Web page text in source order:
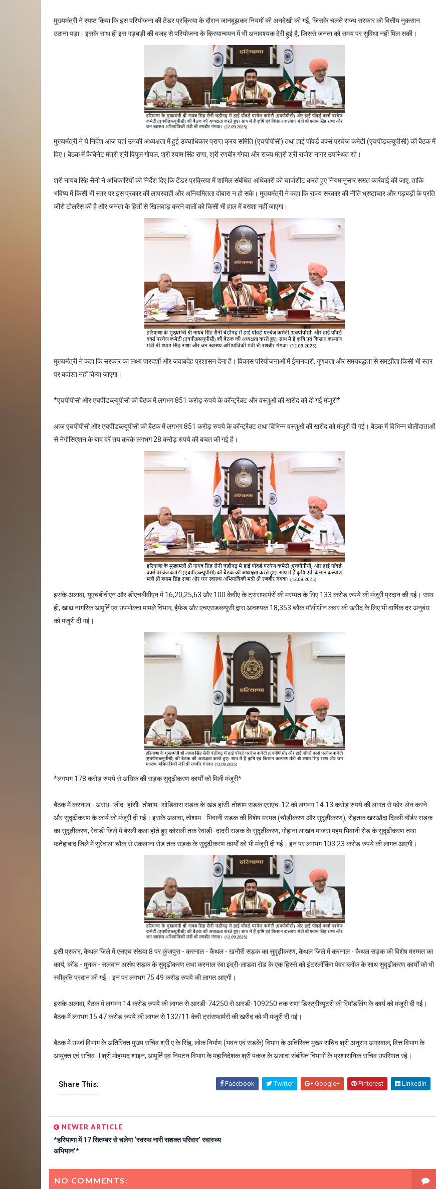
मुख्यमंत्री ने स्पष्ट किया कि इस परियोजना की टेंडर प्रक्रिया के दौरान जानबूझकर नियमों की अनदेखी की गई, जिसके चलते राज्य सरकार को वित्तीय नुकसान
उठाना पड़ा। इसके साथ ही इस गड़बड़ी की वजह से परियोजना के क्रियान्वयन में भी अनावश्यक देरी हुई है, जिससे जनता को समय पर सुविधा नहीं मिल सकी।
मुख्यमंत्री ने ये निर्देश आज यहां उनकी अध्यक्षता में हुई उच्चाधिकार प्राप्त क्रय समिति (एचपीपीसी) तथा हाई पॉवर्ड वर्क्स परचेज कमेटी (एचपीडब्ल्यूपीसी) की बैठक में
दिए। बैठक में कैबिनेट मंत्री श्री विपुल गोयल, श्री श्याम सिंह राणा, श्री रणबीर गंगवा और राज्य मंत्री श्री राजेश नागर उपस्थित रहे।
श्री नायब सिंह सैनी ने अधिकारियों को निर्देश दिए कि टेंडर प्रक्रिया में शामिल संबंधित अधिकारी को चार्जशीट करते हुए नियमानुसार सख्त कार्रवाई की जाए, ताकि
भविष्य में किसी भी स्तर पर इस प्रकार की लापरवाही और अनियमितता दोबारा न हो सके। मुख्यमंत्री ने कहा कि राज्य सरकार की नीति भ्रष्टाचार और गड़बड़ी के प्रति
जीरो टोलरेंस की है और जनता के हितों से खिलवाड़ करने वालों को किसी भी हाल में बख्शा नहीं जाएगा।
मुख्यमंत्री ने कहा कि सरकार का लक्ष्य पारदर्शी और जवाबदेह प्रशासन देना है। विकास परियोजनाओं में ईमानदारी, गुणवत्ता और समयबद्धता से समझौता किसी भी स्तर
पर बर्दाश्त नहीं किया जाएगा।
*एचपीपीसी और एचपीडब्ल्यूपीसी की बैठक में लगभग 851 करोड़ रुपये के कॉन्ट्रैक्ट और वस्तुओं की खरीद को दी गई मंजूरी*
आज एचपीपीसी और एचपीडब्ल्यूपीसी की बैठक में लगभग 851 करोड़ रुपये के कॉन्ट्रैक्ट तथा विभिन्न वस्तुओं की खरीद को मंजूरी दी गई। बैठक में विभिन्न बोलीदाताओं
से नेगोसिएशन के बाद दरें तय करके लगभग 28 करोड़ रुपये की बचत की गई है।
इसके अलावा, यूएचबीवीएन और डीएचबीवीएन में 16,20,25,63 और 100 केवीए के ट्रांसफार्मरों की मरम्मत के लिए 133 करोड़ रुपये की मंजूरी प्रदान की गई। साथ
ही, खाद्य नागरिक आपूर्ति एवं उपभोक्ता मामले विभाग, हैफेड और एचएसडब्ल्यूसी द्वारा आवश्यक 18,353 ब्लैक पॉलीथीन कवर की खरीद के लिए भी वार्षिक दर अनुबंध
को मंजूरी दी गई।
*लगभग 178 करोड़ रुपये से अधिक की सड़क सुदृढ़ीकरण कार्यों को मिली मंजूरी*
बैठक में करनाल - असंध- जींद- हांसी- तोशाम- सोडिवास सड़क के खंड हांसी-तोशाम सड़क एसएच-12 को लगभग 14.13 करोड़ रुपये की लागत से फोर-लेन करने
और सुदृढ़ीकरण के कार्य को मंजूरी दी गई। इसके अलावा, तोशाम - भिवानी सड़क की विशेष मरमत (चौड़ीकरण और सुदृढ़ीकरण), रोहतक खरखौदा दिल्ली बॉर्डर सड़क
का सुदृढ़ीकरण, रेवाड़ी जिले में बेरली कलां होते हुए कोसली तक रेवाड़ी- दादरी सड़क के सुदृढ़ीकरण, गोहाना लाखन माजरा महम भिवानी रोड के सुदृढ़ीकरण तथा
फतेहाबाद जिले में सुरेवाला चौक से उकलाना रोड तक सड़क के सुदृढ़ीकरण कार्यों को भी मंजूरी दी गई। इन पर लगभग 103.23 करोड़ रुपये की लागत आएगी।
इसी प्रकार, कैथल जिले में एसएच संख्या 8 पर कुंजपुरा - करनाल - कैथल - खनौरी सड़क का सुदृढ़ीकरण, कैथल जिले में करनाल - कैथल सड़क की विशेष मरम्मत का
कार्य, कोंड - मुनक - सलवान असंध सड़क के सुदृढ़ीकरण तथा करनाल रंबा इंद्री-लाडवा रोड के एक हिस्से को इंटरलॉकिंग पेवर ब्लॉक के साथ सुदृढ़ीकरण कार्यों को भी
स्वीकृति प्रदान की गई। इन पर लगभग 75.49 करोड़ रुपये की लागत आएगी।
इसके अलावा, बैठक में लगभग 14 करोड़ रुपये की लागत से आरडी-74250 से आरडी-109250 तक राणा डिस्ट्रीब्यूटरी की रिमॉडलिंग के कार्य को मंजूरी दी गई।
बैठक में लगभग 15.47 करोड़ रुपये की लागत से 132/11 केवी ट्रांसफार्मरों की खरीद को भी मंजूरी दी गई।
बैठक में ऊर्जा विभाग के अतिरिक्त मुख्य सचिव श्री ए के सिंह, लोक निर्माण (भवन एवं सड़कें) विभाग के अतिरिक्त मुख्य सचिव श्री अनुराग अग्रवाल, वित्त विभाग के
आयुक्त एवं सचिव- I श्री मोहम्मद शाइन, आपूर्ति एवं निपटन विभाग के महानिदेशक श्री पंकज के अलावा संबंधित विभागों के प्रशासनिक सचिव उपस्थित रहे।
Share This: Facebook Twitter Google+ Pinterest Linkedin
NEWER ARTICLE
*हरियाणा में 17 सितम्बर से चलेगा ‘स्वस्थ नारी सशक्त परिवार’ स्वास्थ्य
अभियान’*
NO COMMENTS: